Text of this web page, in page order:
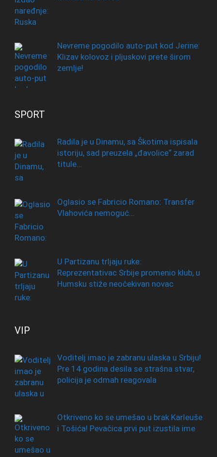
Nevreme pogodilo auto-put kod Jerine:
Klizav kolovoz i pljuskovi prete širom
zemlje!
SPORT
Radila je u Dinamu, sa Škotima ispisala
istoriju, sad preuzela „đavolice“ zarad
titule…
Oglasio se Fabricio Romano: Transfer
Vlahovića nemoguć…
U Partizanu trljaju ruke:
Reprezentativac Srbije promenio klub, u
Humsku stiže neočekivan novac
VIP
Voditelj imao je zabranu ulaska u Srbiju!
Pre 14 godina desila se strašna stvar,
policija je odmah reagovala
Otkriveno ko se umešao u brak Karleuše
i Tošića! Pevačica prvi put izustila ime